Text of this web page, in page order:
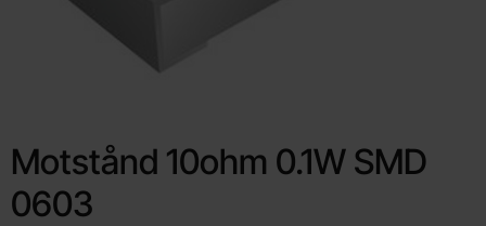
Motstånd 10ohm 0.1W SMD
0603